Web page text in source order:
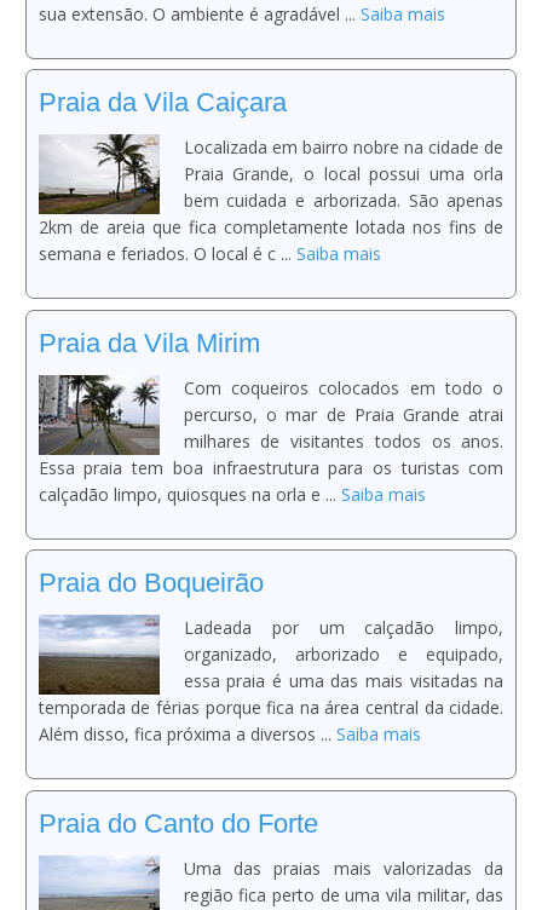
sua extensão. O ambiente é agradável ... Saiba mais
Praia da Vila Caiçara
Localizada em bairro nobre na cidade de
Praia Grande, o local possui uma orla
bem cuidada e arborizada. São apenas
2km de areia que fica completamente lotada nos fins de
semana e feriados. O local é c ... Saiba mais
Praia da Vila Mirim
Com coqueiros colocados em todo o
percurso, o mar de Praia Grande atrai
milhares de visitantes todos os anos.
Essa praia tem boa infraestrutura para os turistas com
calçadão limpo, quiosques na orla e ... Saiba mais
Praia do Boqueirão
Ladeada por um calçadão limpo,
organizado, arborizado e equipado,
essa praia é uma das mais visitadas na
temporada de férias porque fica na área central da cidade.
Além disso, fica próxima a diversos ... Saiba mais
Praia do Canto do Forte
Uma das praias mais valorizadas da
região fica perto de uma vila militar, das